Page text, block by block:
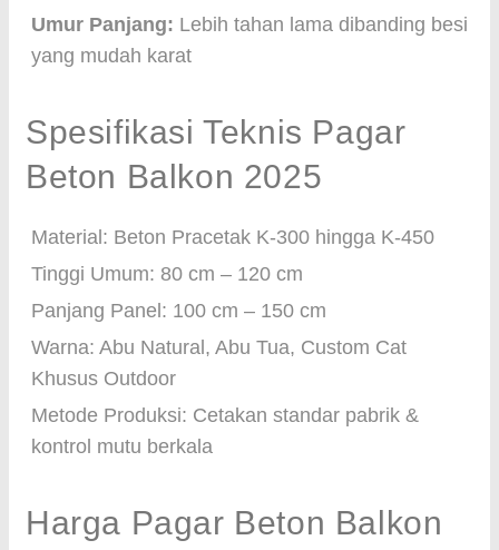
Umur Panjang: Lebih tahan lama dibanding besi
yang mudah karat
Spesifikasi Teknis Pagar
Beton Balkon 2025
Material: Beton Pracetak K-300 hingga K-450
Tinggi Umum: 80 cm – 120 cm
Panjang Panel: 100 cm – 150 cm
Warna: Abu Natural, Abu Tua, Custom Cat
Khusus Outdoor
Metode Produksi: Cetakan standar pabrik &
kontrol mutu berkala
Harga Pagar Beton Balkon